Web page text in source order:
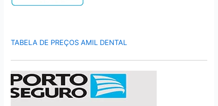
TABELA DE PREÇOS AMIL DENTAL